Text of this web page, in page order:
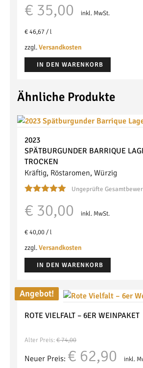
€ 35,00 inkl. MwSt.
€46,67 / l
zzgl.Versandkosten
IN DEN WARENKORB
Ähnliche Produkte
2023
SPÄTBURGUNDER BARRIQUE
TROCKEN
Kräftig, Röstaromen, Würzig
5.00von 5
Ungeprüfte
€ 30,00 inkl. MwSt.
€40,00/ l
zzgl.Versandkosten
IN DEN WARENKORB
Angebot!
ROTE VIELFALT – 6ER WEINPAKET
Alter Preis:€74,00
Ursprünglicher
Preis
Neuer Preis: € 62,90
Preis
inkl.